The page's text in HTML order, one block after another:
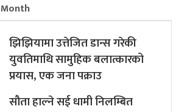
Month
झिझियामा उत्तेजित डान्स गरेकी
युवतिमाथि सामुहिक बलात्कारको
प्रयास, एक जना पक्राउ
सौता हाल्ने सई धामी निलम्बित